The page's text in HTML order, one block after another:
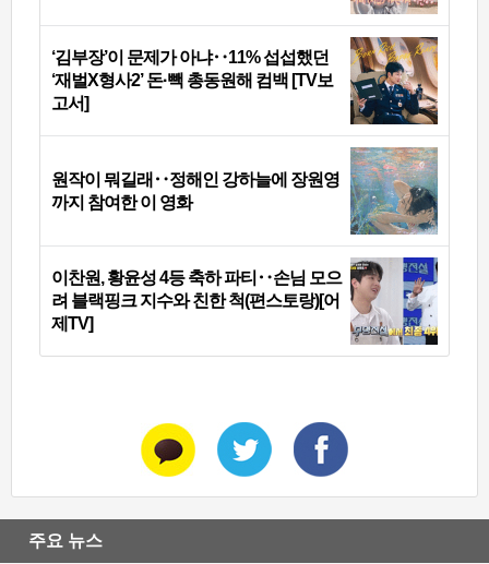
‘김부장’이 문제가 아냐‥11% 섭섭했던
‘재벌X형사2’ 돈·빽 총동원해 컴백 [TV보
고서]
원작이 뭐길래‥정해인 강하늘에 장원영
까지 참여한 이 영화
이찬원, 황윤성 4등 축하 파티‥손님 모으
려 블랙핑크 지수와 친한 척(편스토랑)[어
제TV]
주요 뉴스